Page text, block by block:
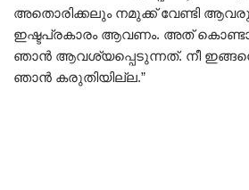
അതൊരിക്കലും നമുക്ക് വേണ്ടി
ഇഷ്ടപ്രകാരം ആവണം. അത്
ഞാൻ ആവശ്യപ്പെടുന്നത്. നീ
ഞാൻ കരുതിയില്ല.”